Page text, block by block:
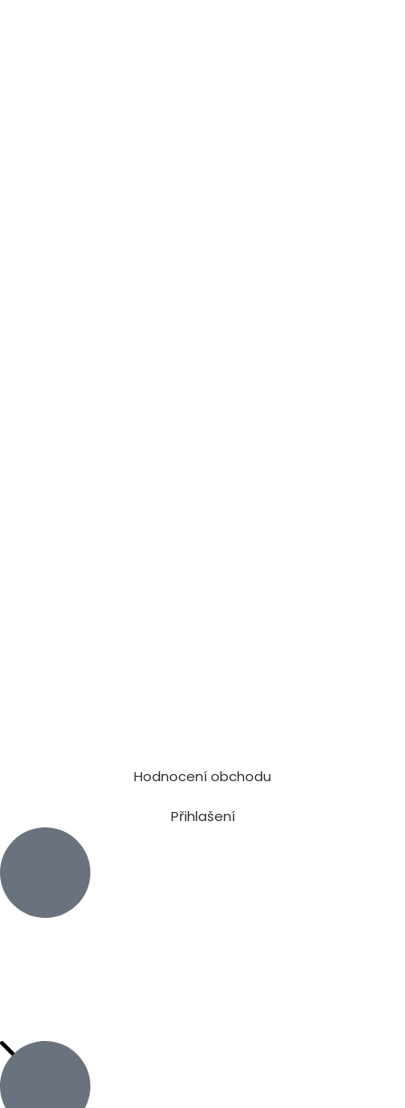
Hodnocení obchodu
Přihlašení